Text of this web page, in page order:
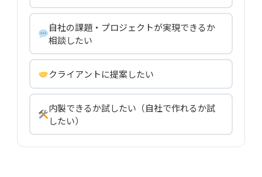
自社の課題・プロジェクトが実現できるか
相談したい
クライアントに提案したい
内製できるか試したい（自社で作れるか試
したい）